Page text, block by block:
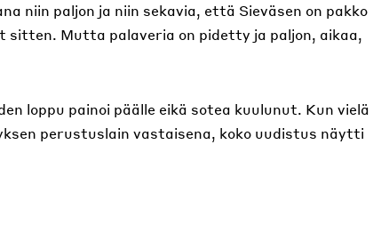
niin paljon ja niin sekavia, että Sieväsen on pakko
Mutta palaveria on pidetty ja paljon, aikaa,
loppu painoi päälle eikä sotea kuulunut. Kun vielä
perustuslain vastaisena, koko uudistus näytti